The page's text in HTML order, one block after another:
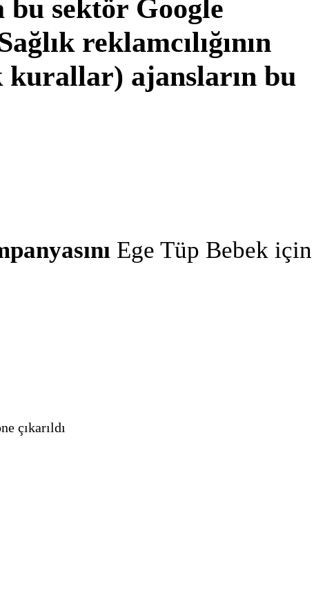
bu sektör Google
reklamcılığının
kurallar) ajansların bu
Ege Tüp Bebek için
çıkarıldı